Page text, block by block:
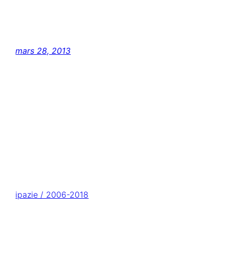
mars 28, 2013
ipazie / 2006-2018